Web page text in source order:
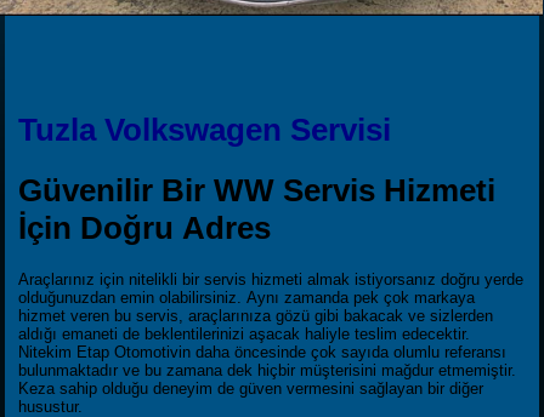
Tuzla Volkswagen Servisi
Güvenilir Bir WW Servis Hizmeti
İçin Doğru Adres
Araçlarınız için nitelikli bir servis hizmeti almak istiyorsanız doğru yerde
olduğunuzdan emin olabilirsiniz. Aynı zamanda pek çok markaya
hizmet veren bu servis, araçlarınıza gözü gibi bakacak ve sizlerden
aldığı emaneti de beklentilerinizi aşacak haliyle teslim edecektir.
Nitekim Etap Otomotivin daha öncesinde çok sayıda olumlu referansı
bulunmaktadır ve bu zamana dek hiçbir müşterisini mağdur etmemiştir.
Keza sahip olduğu deneyim de güven vermesini sağlayan bir diğer
husustur.